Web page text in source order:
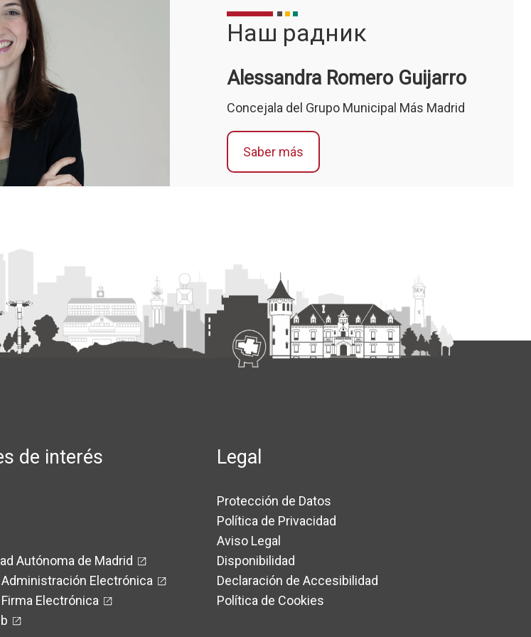
Для отримання додаткової
БІЛЬШЕ ІНФОРМАЦІЇ
Para más información visitar
Наш радник
Alessandra Romero Guijarro
Concejala del Grupo Municipal Más Madrid
Saber más
de interés
Autónoma de Madrid
Electrónica
Electrónica
Legal
Protección de Datos
Política de Privacidad
Aviso Legal
Disponibilidad
Declaración de Accesibilidad
Política de Cookies